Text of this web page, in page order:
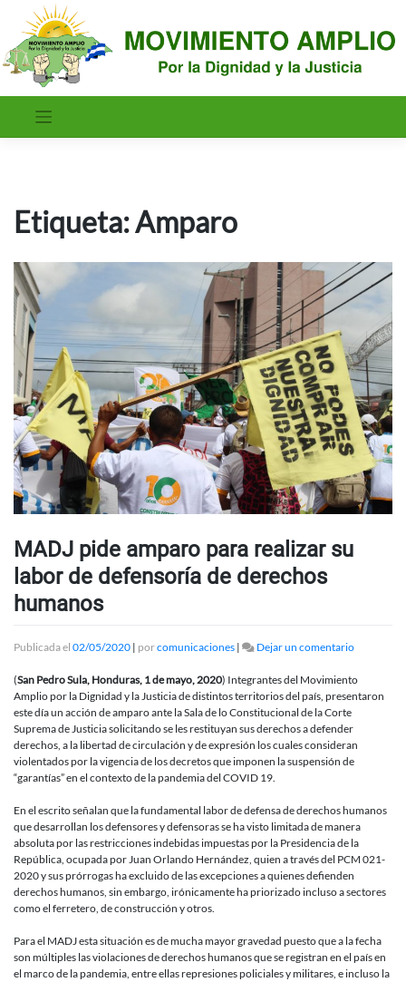
contenido
Etiqueta:Amparo
MADJ pide amparo para realizar su
labor de defensoría de derechos
humanos
Publicada el 02/05/2020 | porcomunicaciones | Dejar un comentarioen
pide
amparo
su
labor
de
derechos
humanos
(San Pedro Sula, Honduras, 1 de mayo, 2020) Integrantes del Movimiento
Amplio por la Dignidad y la Justicia de distintos territorios del país, presentaron
este día un acción de amparo ante la Sala de lo Constitucional de la Corte
Suprema de Justicia solicitando se les restituyan sus derechos a defender
derechos, a la libertad de circulación y de expresión los cuales consideran
violentados por la vigencia de los decretos que imponen la suspensión de
“garantías” en el contexto de la pandemia del COVID 19.
En el escrito señalan que la fundamental labor de defensa de derechos humanos
que desarrollan los defensores y defensoras se ha visto limitada de manera
absoluta por las restricciones indebidas impuestas por la Presidencia de la
República, ocupada por Juan Orlando Hernández, quien a través del PCM 021-
2020 y sus prórrogas ha excluido de las excepciones a quienes defienden
derechos humanos, sin embargo, irónicamente ha priorizado incluso a sectores
como el ferretero, de construcción y otros.
Para el MADJ esta situación es de mucha mayor gravedad puesto que a la fecha
son múltiples las violaciones de derechos humanos que se registran en el país en
el marco de la pandemia, entre ellas represiones policiales y militares, e incluso la